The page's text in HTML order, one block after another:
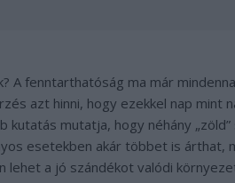
A fenntarthatóság ma már
azt hinni, hogy ezekkel nap mint
mutatja, hogy néhány „zöld”
esetekben akár többet is árthat,
a jó szándékot valódi